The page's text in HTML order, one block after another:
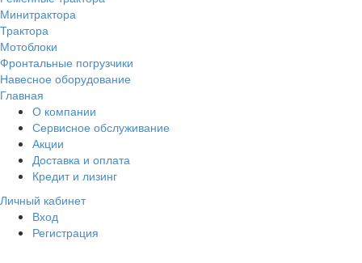
Минитрактора
Трактора
Мотоблоки
Фронтальные погрузчики
Навесное оборудование
Главная
О компании
Сервисное обслуживание
Акции
Доставка и оплата
Кредит и лизинг
Личный кабинет
Вход
Регистрация